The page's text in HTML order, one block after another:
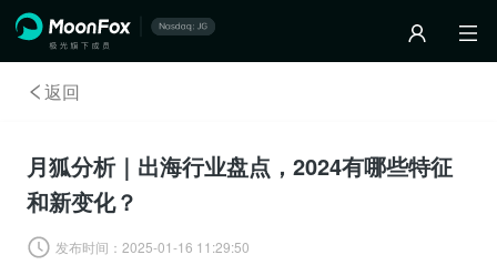
返回
月狐分析｜出海行业盘点，2024有哪些特征
和新变化？
发布时间： 2025-01-16 11:29:50